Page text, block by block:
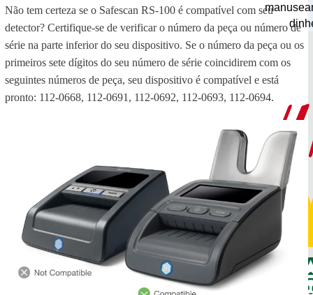
Não tem certeza se o Safescan RS-100 é compatível com seu
detector? Certifique-se de verificar o número da peça ou número de
série na parte inferior do seu dispositivo. Se o número da peça ou os
primeiros sete dígitos do seu número de série coincidirem com os
seguintes números de peça, seu dispositivo é compatível e está
pronto: 112-0668, 112-0691, 112-0692, 112-0693, 112-0694.